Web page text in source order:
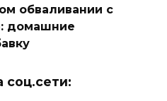
обваливании с
домашние
соц.сети: